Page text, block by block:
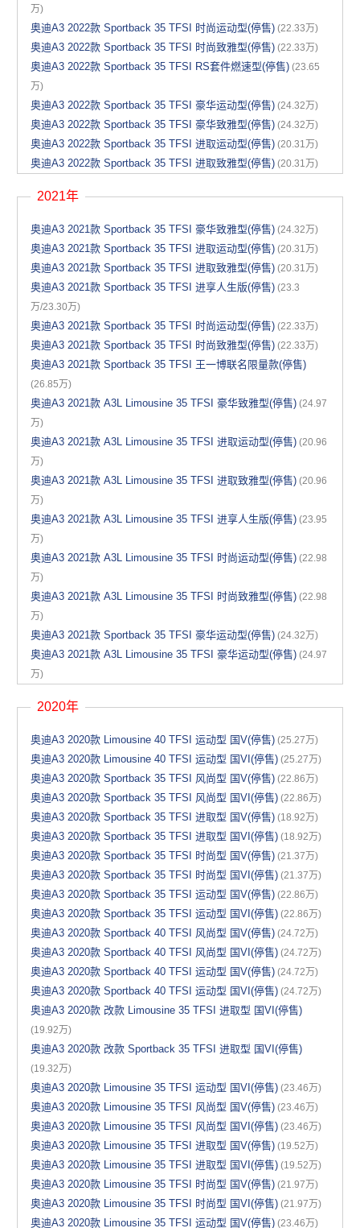
万)
奥迪A3 2022款 Sportback 35 TFSI 时尚运动型(停售) (22.33万)
奥迪A3 2022款 Sportback 35 TFSI 时尚致雅型(停售) (22.33万)
奥迪A3 2022款 Sportback 35 TFSI RS套件燃速型(停售) (23.65
万)
奥迪A3 2022款 Sportback 35 TFSI 豪华运动型(停售) (24.32万)
奥迪A3 2022款 Sportback 35 TFSI 豪华致雅型(停售) (24.32万)
奥迪A3 2022款 Sportback 35 TFSI 进取运动型(停售) (20.31万)
奥迪A3 2022款 Sportback 35 TFSI 进取致雅型(停售) (20.31万)
2021年
奥迪A3 2021款 Sportback 35 TFSI 豪华致雅型(停售) (24.32万)
奥迪A3 2021款 Sportback 35 TFSI 进取运动型(停售) (20.31万)
奥迪A3 2021款 Sportback 35 TFSI 进取致雅型(停售) (20.31万)
奥迪A3 2021款 Sportback 35 TFSI 进享人生版(停售) (23.3
万/23.30万)
奥迪A3 2021款 Sportback 35 TFSI 时尚运动型(停售) (22.33万)
奥迪A3 2021款 Sportback 35 TFSI 时尚致雅型(停售) (22.33万)
奥迪A3 2021款 Sportback 35 TFSI 王一博联名限量款(停售)
(26.85万)
奥迪A3 2021款 A3L Limousine 35 TFSI 豪华致雅型(停售) (24.97
万)
奥迪A3 2021款 A3L Limousine 35 TFSI 进取运动型(停售) (20.96
万)
奥迪A3 2021款 A3L Limousine 35 TFSI 进取致雅型(停售) (20.96
万)
奥迪A3 2021款 A3L Limousine 35 TFSI 进享人生版(停售) (23.95
万)
奥迪A3 2021款 A3L Limousine 35 TFSI 时尚运动型(停售) (22.98
万)
奥迪A3 2021款 A3L Limousine 35 TFSI 时尚致雅型(停售) (22.98
万)
奥迪A3 2021款 Sportback 35 TFSI 豪华运动型(停售) (24.32万)
奥迪A3 2021款 A3L Limousine 35 TFSI 豪华运动型(停售) (24.97
万)
2020年
奥迪A3 2020款 Limousine 40 TFSI 运动型 国V(停售) (25.27万)
奥迪A3 2020款 Limousine 40 TFSI 运动型 国VI(停售) (25.27万)
奥迪A3 2020款 Sportback 35 TFSI 风尚型 国V(停售) (22.86万)
奥迪A3 2020款 Sportback 35 TFSI 风尚型 国VI(停售) (22.86万)
奥迪A3 2020款 Sportback 35 TFSI 进取型 国V(停售) (18.92万)
奥迪A3 2020款 Sportback 35 TFSI 进取型 国VI(停售) (18.92万)
奥迪A3 2020款 Sportback 35 TFSI 时尚型 国V(停售) (21.37万)
奥迪A3 2020款 Sportback 35 TFSI 时尚型 国VI(停售) (21.37万)
奥迪A3 2020款 Sportback 35 TFSI 运动型 国V(停售) (22.86万)
奥迪A3 2020款 Sportback 35 TFSI 运动型 国VI(停售) (22.86万)
奥迪A3 2020款 Sportback 40 TFSI 风尚型 国V(停售) (24.72万)
奥迪A3 2020款 Sportback 40 TFSI 风尚型 国VI(停售) (24.72万)
奥迪A3 2020款 Sportback 40 TFSI 运动型 国V(停售) (24.72万)
奥迪A3 2020款 Sportback 40 TFSI 运动型 国VI(停售) (24.72万)
奥迪A3 2020款 改款 Limousine 35 TFSI 进取型 国VI(停售)
(19.92万)
奥迪A3 2020款 改款 Sportback 35 TFSI 进取型 国VI(停售)
(19.32万)
奥迪A3 2020款 Limousine 35 TFSI 运动型 国VI(停售) (23.46万)
奥迪A3 2020款 Limousine 35 TFSI 风尚型 国V(停售) (23.46万)
奥迪A3 2020款 Limousine 35 TFSI 风尚型 国VI(停售) (23.46万)
奥迪A3 2020款 Limousine 35 TFSI 进取型 国V(停售) (19.52万)
奥迪A3 2020款 Limousine 35 TFSI 进取型 国VI(停售) (19.52万)
奥迪A3 2020款 Limousine 35 TFSI 时尚型 国V(停售) (21.97万)
奥迪A3 2020款 Limousine 35 TFSI 时尚型 国VI(停售) (21.97万)
奥迪A3 2020款 Limousine 35 TFSI 运动型 国V(停售) (23.46万)